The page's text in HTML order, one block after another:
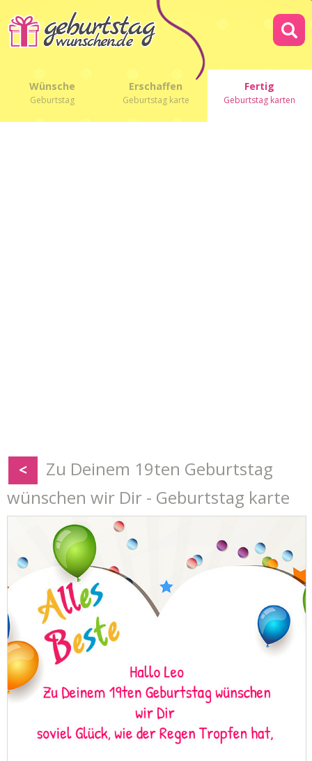
Wünsche
Geburtstag
Erschaffen
Geburtstag karte
Fertig
Geburtstag karten
<
Zu Deinem 19ten Geburtstag
wünschen wir Dir - Geburtstag karte